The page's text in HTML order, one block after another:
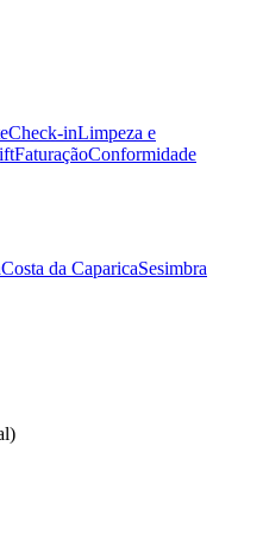
Check-inLimpeza e
FaturaçãoConformidade
Costa da CaparicaSesimbra